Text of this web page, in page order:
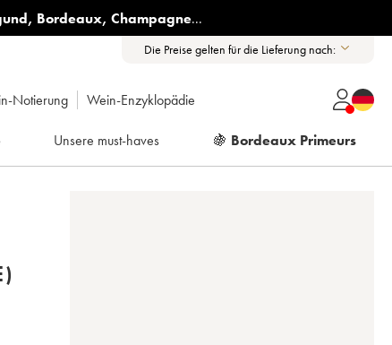
, Bordeaux, Champagne...
Die Preise gelten für die Lieferung nach:
Notierung Wein-Enzyklopädie
Unsere must-haves 🍇 Bordeaux Primeurs